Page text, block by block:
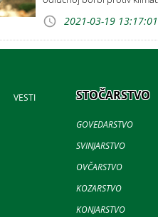
2021-03-19 13:17:01
VESTI STOČARSTVO
GOVEDARSTVO
SVINJARSTVO
OVČARSTVO
KOZARSTVO
KONJARSTVO